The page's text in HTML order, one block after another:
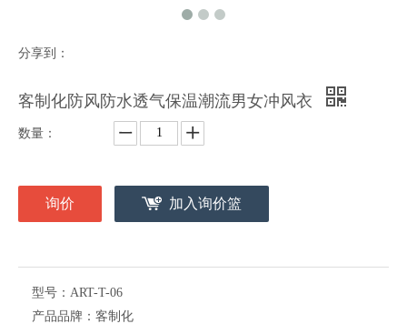
分享到：
客制化防风防水透气保温潮流男女冲风衣
数量：
询价 加入询价篮
型号： ART-T-06
产品品牌： 客制化